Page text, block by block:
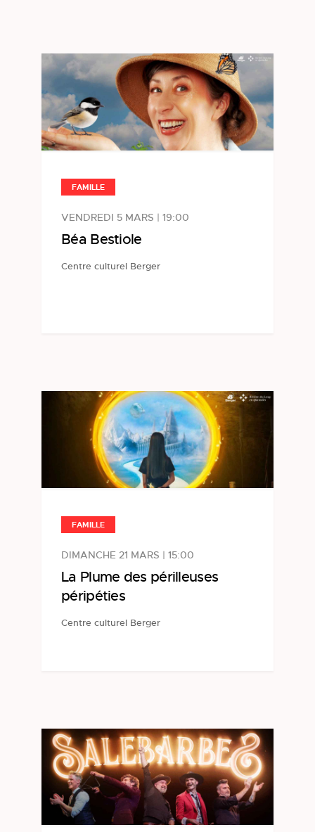
FAMILLE
VENDREDI 5 MARS | 19:00
Béa Bestiole
Centre culturel Berger
FAMILLE
DIMANCHE 21 MARS | 15:00
La Plume des périlleuses
péripéties
Centre culturel Berger